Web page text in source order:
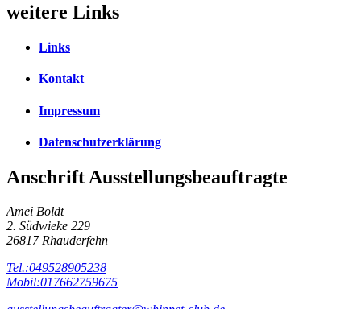
weitere Links
Links
Kontakt
Impressum
Datenschutzerklärung
Anschrift Ausstellungsbeauftragte
Amei Boldt
2. Südwieke 229
26817 Rhauderfehn
Tel.:049528905238
Mobil:017662759675